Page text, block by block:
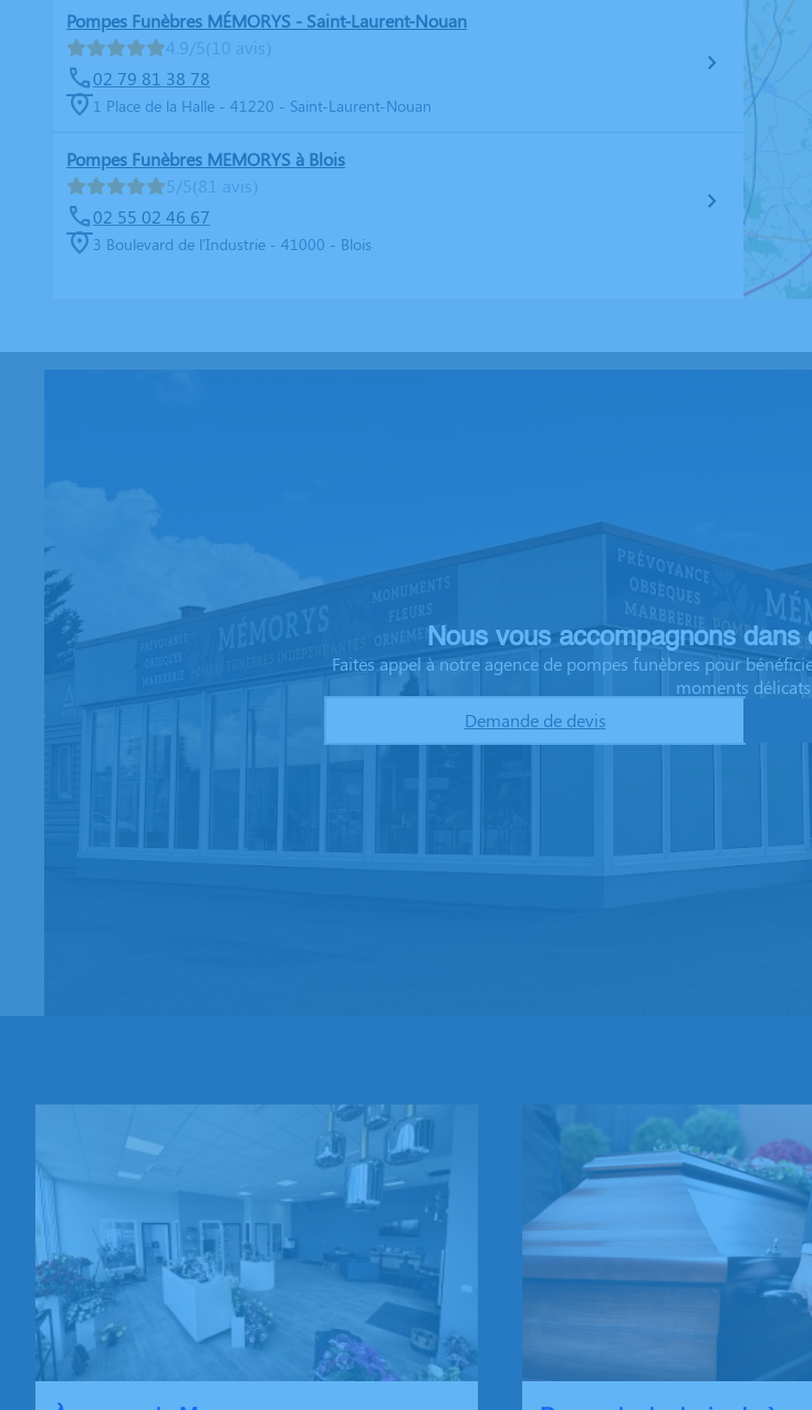
Pompes Funèbres MÉMORYS - Saint-Laurent-Nouan
4.9/5(10 avis)
02 79 81 38 78
1 Place de la Halle - 41220 - Saint-Laurent-Nouan
Pompes Funèbres MEMORYS à Blois
5/5(81 avis)
02 55 02 46 67
3 Boulevard de l'Industrie - 41000 - Blois
Nous vous accompagnons dans
Faites appel à notre agence de pompes funèbres pour
moments délicats
Demande de devis